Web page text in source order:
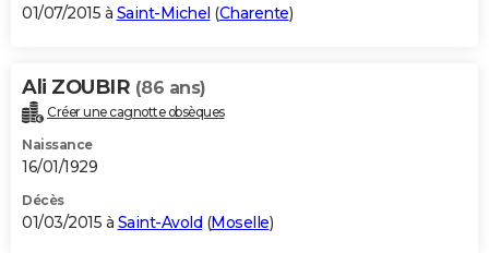
01/07/2015 à Saint-Michel (Charente)
Ali ZOUBIR (86 ans)
Créer une cagnotte obsèques
Naissance
16/01/1929
Décès
01/03/2015 à Saint-Avold (Moselle)